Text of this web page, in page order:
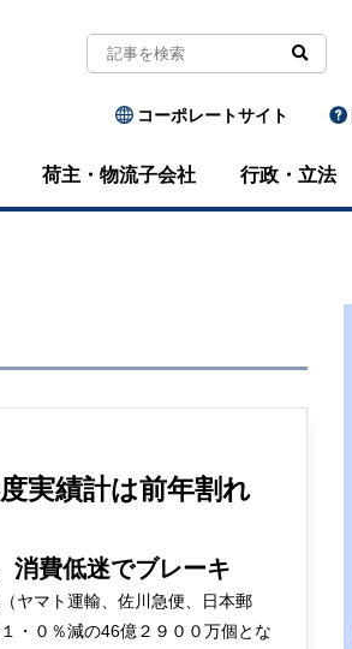
コーポレートサイト
荷主・物流子会社 行政・立法
実績計は前年割れ
消費低迷でブレーキ
ヤマト運輸、佐川急便、日本郵
・０％減の46億２９００万個とな